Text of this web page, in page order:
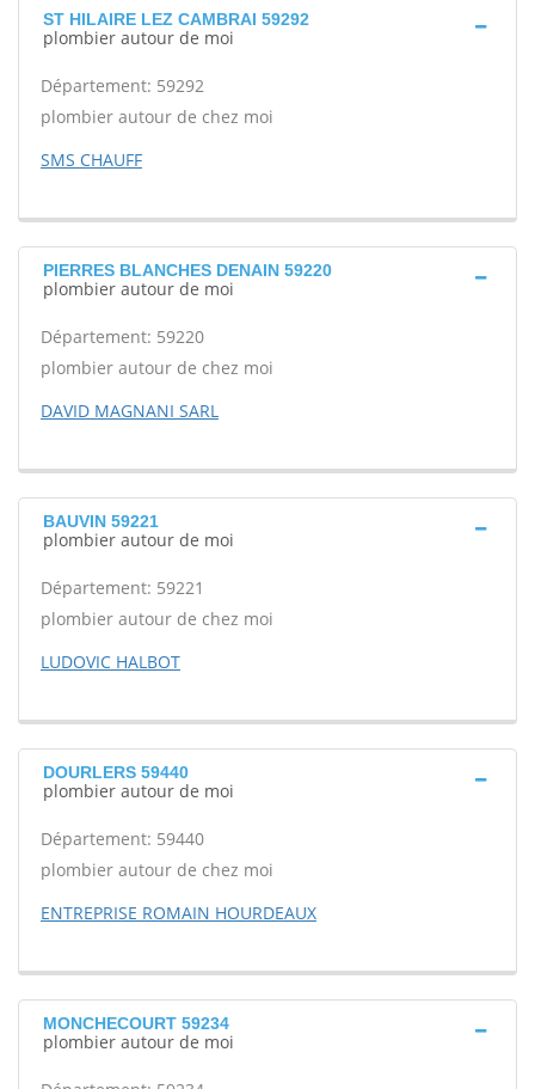
ST HILAIRE LEZ CAMBRAI 59292
plombier autour de moi
Département: 59292
plombier autour de chez moi
SMS CHAUFF
PIERRES BLANCHES DENAIN 59220
plombier autour de moi
Département: 59220
plombier autour de chez moi
DAVID MAGNANI SARL
BAUVIN 59221
plombier autour de moi
Département: 59221
plombier autour de chez moi
LUDOVIC HALBOT
DOURLERS 59440
plombier autour de moi
Département: 59440
plombier autour de chez moi
ENTREPRISE ROMAIN HOURDEAUX
MONCHECOURT 59234
plombier autour de moi